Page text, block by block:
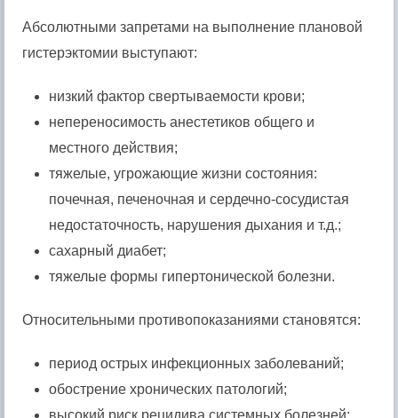
Абсолютными запретами на выполнение плановой
гистерэктомии выступают:
низкий фактор свертываемости крови;
непереносимость анестетиков общего и
местного действия;
тяжелые, угрожающие жизни состояния:
почечная, печеночная и сердечно-сосудистая
недостаточность, нарушения дыхания и т.д.;
сахарный диабет;
тяжелые формы гипертонической болезни.
Относительными противопоказаниями становятся:
период острых инфекционных заболеваний;
обострение хронических патологий;